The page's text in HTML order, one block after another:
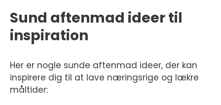
Sund aftenmad ideer til
inspiration
Her er nogle sunde aftenmad ideer, der kan
inspirere dig til at lave næringsrige og lækre
måltider: